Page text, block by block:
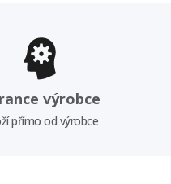
výrobce
přímo od výrobce